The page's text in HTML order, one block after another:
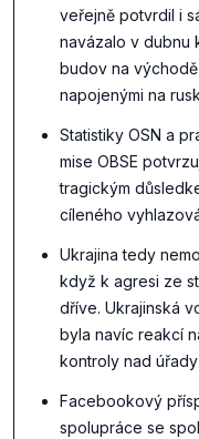
veřejně potvrdil i
navázalo v dubnu
budov na
napojenými na
Statistiky OSN a
mise OBSE
tragickým
cíleného
Ukrajina tedy
když k agresi ze
dříve. Ukrajinská
byla navíc reakcí
kontroly nad
Facebookový
spolupráce se